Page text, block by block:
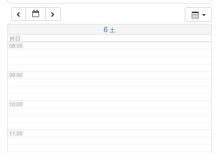
6 土
終日
07:00
08:00
09:00
10:00
11:00